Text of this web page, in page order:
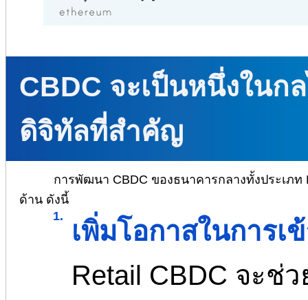
CBDC จะเป็นหนึ่งในก
ดิจิทัลที่สำคัญ
การพัฒนา CBDC ของธนาคารกลางทั้งประเภ
ด้าน ดังนี้
1.
เพิ่มโอกาสในการเ
Retail CBDC จะช่